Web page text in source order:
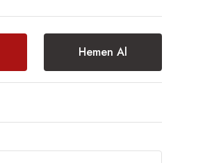
Hemen Al